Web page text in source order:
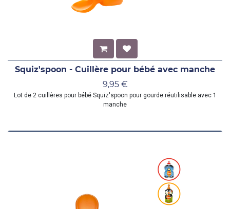
Squiz'spoon - Cuillère pour bébé avec manche
9,95€
Lot de 2 cuillères pour bébé Squiz'spoon pour gourde réutilisable avec 1
manche